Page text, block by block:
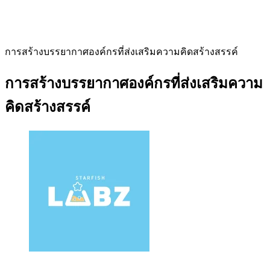
การสร้างบรรยากาศองค์กรที่ส่งเสริมความคิดสร้างสรรค์
การสร้างบรรยากาศองค์กรที่ส่งเสริมความ
คิดสร้างสรรค์